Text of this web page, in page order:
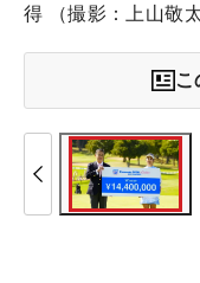
得 （撮影：上山敬太